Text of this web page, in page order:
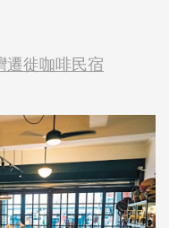
遷徙咖啡民宿